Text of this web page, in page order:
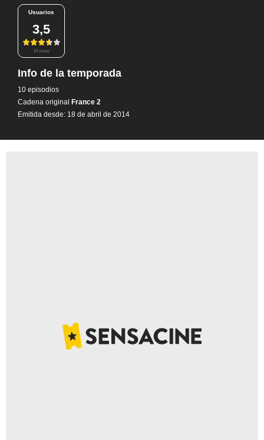
Usuarios
3,5
19 notas
Info de la temporada
10 episodios
Cadena original France 2
Emitida desde: 18 de abril de 2014